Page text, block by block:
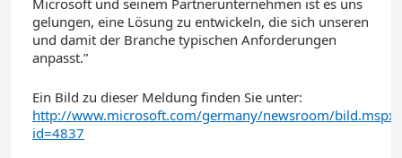
Microsoft und seinem Partnerunternehmen ist es uns
gelungen, eine Lösung zu entwickeln, die sich unseren
und damit der Branche typischen Anforderungen
anpasst.”
Ein Bild zu dieser Meldung finden Sie unter:
http://www.microsoft.com/germany/newsroom/bild.mspx?
id=4837